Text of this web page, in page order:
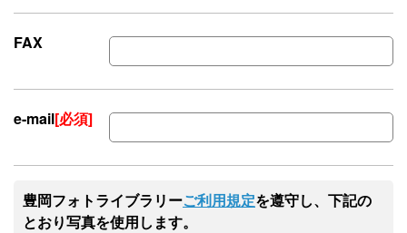
FAX
e-mail[必須]
豊岡フォトライブラリーご利用規定を遵守し、下記の
とおり写真を使用します。